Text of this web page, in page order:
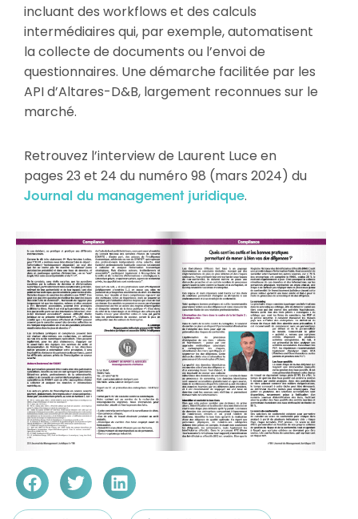
incluant des workflows et des calculs
intermédiaires qui, par exemple, automatisent
la collecte de documents ou l’envoi de
questionnaires. Une démarche facilitée par les
API d’Altares-D&B, largement reconnues sur le
marché.
Retrouvez l’interview de Laurent Luce en
pages 23 et 24 du numéro 98 (mars 2024) du
Journal du management juridique.